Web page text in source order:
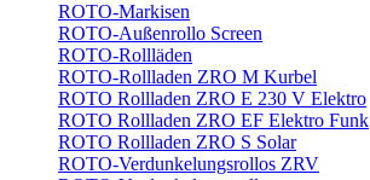
ROTO-Markisen
ROTO-Außenrollo Screen
ROTO-Rollläden
ROTO-Rollladen ZRO M Kurbel
ROTO Rollladen ZRO E 230 V Elektro
ROTO Rollladen ZRO EF Elektro Funk
ROTO Rollladen ZRO S Solar
ROTO-Verdunkelungsrollos ZRV